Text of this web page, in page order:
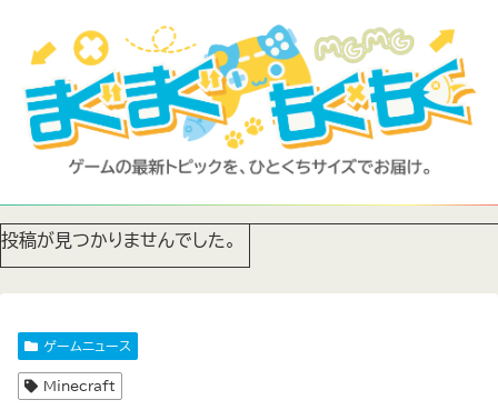
投稿が見つかりませんでした。
ゲームニュース
Minecraft